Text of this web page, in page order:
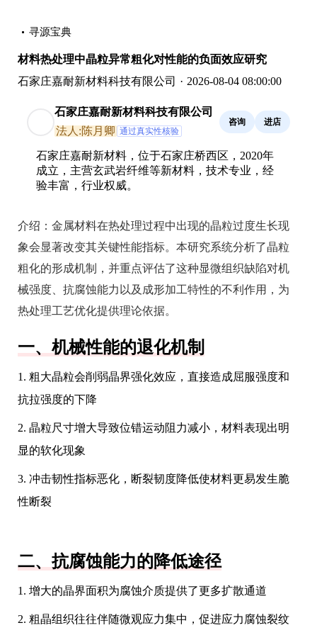
寻源宝典
材料热处理中晶粒异常粗化对性能的负面效应研究
石家庄嘉耐新材料科技有限公司 · 2026-08-04 08:00:00
石家庄嘉耐新材料科技有限公司
法人:陈月卿 通过真实性核验
咨询 进店
石家庄嘉耐新材料，位于石家庄桥西区，2020年
成立，主营玄武岩纤维等新材料，技术专业，经
验丰富，行业权威。
介绍： 金属材料在热处理过程中出现的晶粒过度生长现
象会显著改变其关键性能指标。本研究系统分析了晶粒
粗化的形成机制，并重点评估了这种显微组织缺陷对机
械强度、抗腐蚀能力以及成形加工特性的不利作用，为
热处理工艺优化提供理论依据。
一、机械性能的退化机制
1. 粗大晶粒会削弱晶界强化效应，直接造成屈服强度和
抗拉强度的下降
2. 晶粒尺寸增大导致位错运动阻力减小，材料表现出明
显的软化现象
3. 冲击韧性指标恶化，断裂韧度降低使材料更易发生脆
性断裂
二、抗腐蚀能力的降低途径
1. 增大的晶界面积为腐蚀介质提供了更多扩散通道
2. 粗晶组织往往伴随微观应力集中，促进应力腐蚀裂纹